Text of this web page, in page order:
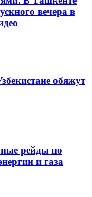
вечера в
обяжут
рейды по
и газа